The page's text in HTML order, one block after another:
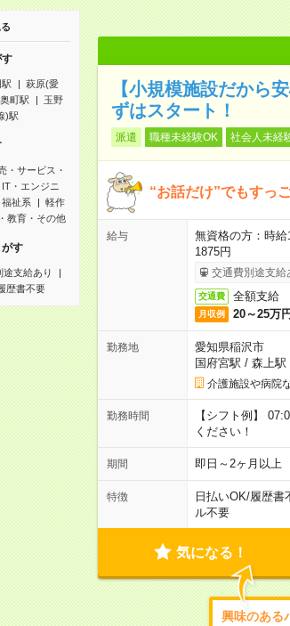
萩原(愛
奥町駅
玉野
)駅
・サービス・
IT・エンジニ
祉系
軽作
教育・その他
す
途支給あり
歴書不要
【小規模施設だから
ずはスタート！
派遣 職種未経験OK 社会人未経
“お話だけ”でもすっ
給与
無資格の方：時
1875円
交通費別途支給
交通費 全額支給
月収例 20～25万円
勤務地
愛知県稲沢市
国府宮駅 / 森上駅
介護施設や病院
勤務時間
【シフト例】
ください！
期間 即日～2ヶ月以上
特徴 日払いOK/履歴書
ル不要
気になる！
興味のある